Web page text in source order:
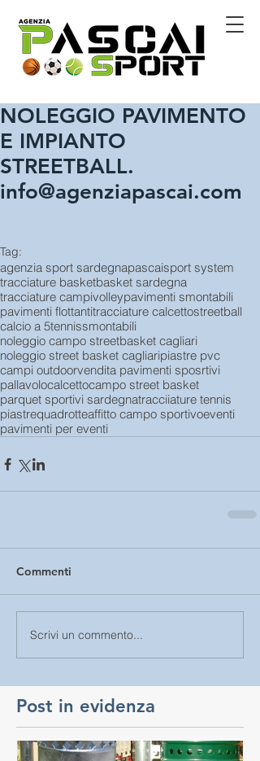
NOLEGGIO PAVIMENTO
E IMPIANTO
STREETBALL.
info@agenziapascai.com
Tag:
agenzia sport sardegnapascaisport system
tracciature basketbasket sardegna
tracciature campivolleypavimenti smontabili
pavimenti flottantitracciature calcettostreetball
calcio a 5tennissmontabili
noleggio campo streetbasket cagliari
noleggio street basket cagliaripiastre pvc
campi outdoorvendita pavimenti sposrtivi
pallavolocalcettocampo street basket
parquet sportivi sardegnatracciiature tennis
piastrequadrotteaffitto campo sportivoeventi
pavimenti per eventi
Commenti
Scrivi un commento...
Post in evidenza